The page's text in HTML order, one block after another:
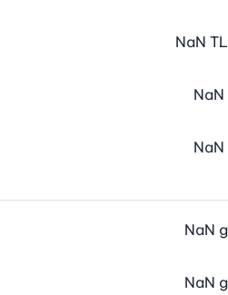
NaN TL
NaN
NaN
NaN g
NaN g